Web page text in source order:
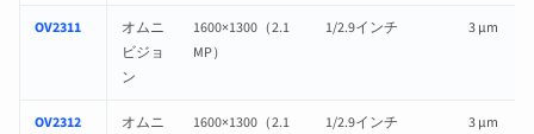
OV2311
オムニ
ビジョ
ン
1600×1300（2.1
MP）
1/2.9インチ 3 µm
OV2312
オムニ
1600×1300（2.1
1/2.9インチ 3 µm